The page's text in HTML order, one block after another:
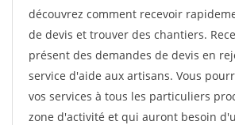
découvrez comment recevoir
de devis et trouver des chantiers.
présent des demandes de devis en
service d'aide aux artisans. Vous
vos services à tous les particuliers
zone d'activité et qui auront besoin